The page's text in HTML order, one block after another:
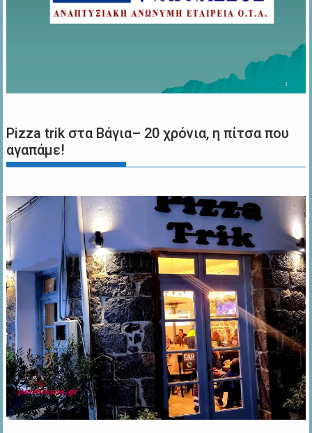
Pizza trik στα Βάγια– 20 χρόνια, η πίτσα που
αγαπάμε!